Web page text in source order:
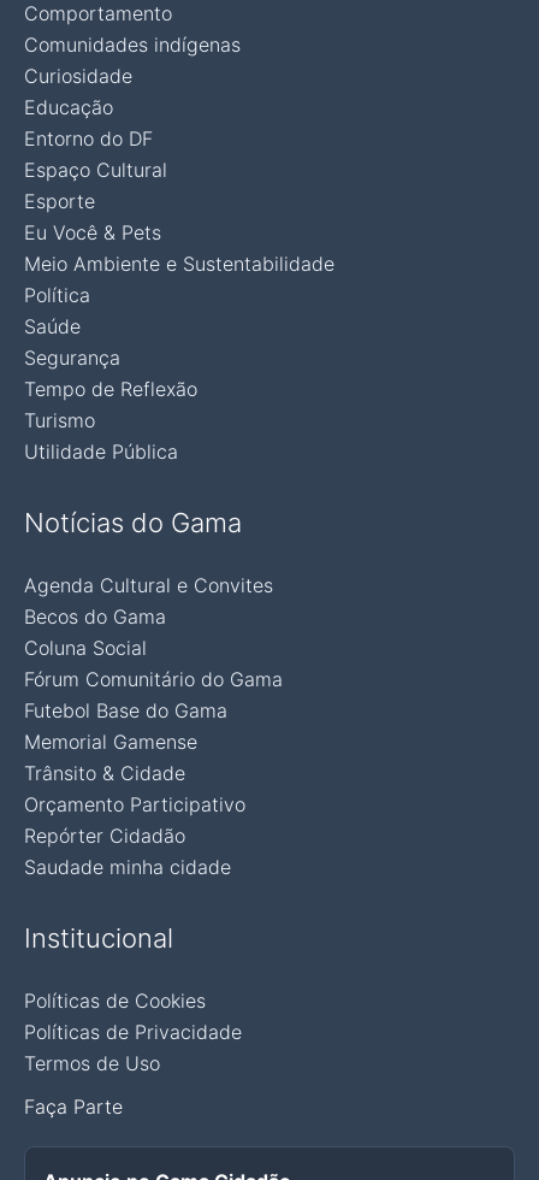
Comportamento
Comunidades indígenas
Curiosidade
Educação
Entorno do DF
Espaço Cultural
Esporte
Eu Você & Pets
Meio Ambiente e Sustentabilidade
Política
Saúde
Segurança
Tempo de Reflexão
Turismo
Utilidade Pública
Notícias do Gama
Agenda Cultural e Convites
Becos do Gama
Coluna Social
Fórum Comunitário do Gama
Futebol Base do Gama
Memorial Gamense
Trânsito & Cidade
Orçamento Participativo
Repórter Cidadão
Saudade minha cidade
Institucional
Políticas de Cookies
Políticas de Privacidade
Termos de Uso
Faça Parte